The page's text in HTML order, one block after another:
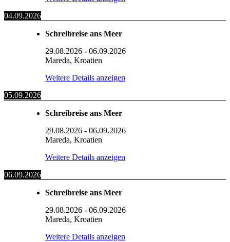
04.09.2026
Schreibreise ans Meer
29.08.2026 - 06.09.2026
Mareda, Kroatien
Weitere Details anzeigen
05.09.2026
Schreibreise ans Meer
29.08.2026 - 06.09.2026
Mareda, Kroatien
Weitere Details anzeigen
06.09.2026
Schreibreise ans Meer
29.08.2026 - 06.09.2026
Mareda, Kroatien
Weitere Details anzeigen